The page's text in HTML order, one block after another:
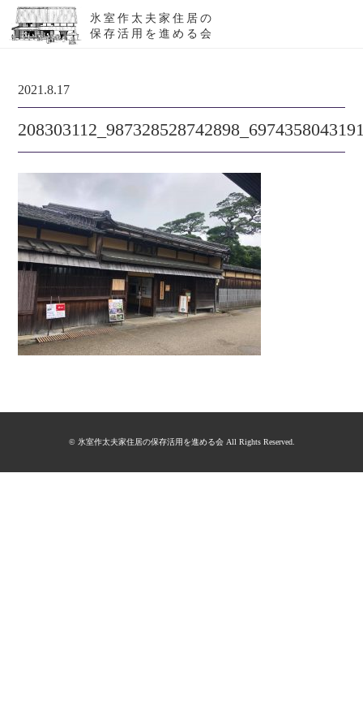
氷室作太夫家住居の
保存活用を進める会
2021.8.17
© 氷室作太夫家住居の保存活用を進める会 All Rights Reserved.